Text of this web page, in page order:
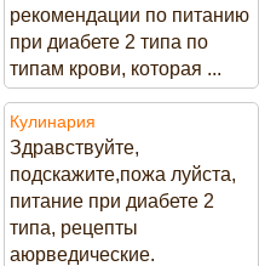
рекомендации по питанию
при диабете 2 типа по
типам крови, которая ...
Кулинария
Здравствуйте,
подскажите,пожа луйста,
питание при диабете 2
типа, рецепты
аюрведические.